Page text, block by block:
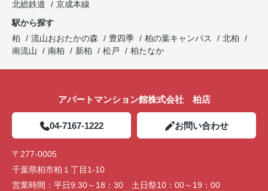
北総鉄道
京成本線
駅から探す
柏
流山おおたかの森 豊四季 柏の葉キャンパス
北柏
南流山
南柏 新柏 松戸 柏たなか
アパートマンション館株式会社 柏店
04-7167-1222 お問い合わせ
〒277-0005
千葉県柏市柏１丁目1-10
営業時間： 平日9:30～18：30 土日祭10：00～19：00